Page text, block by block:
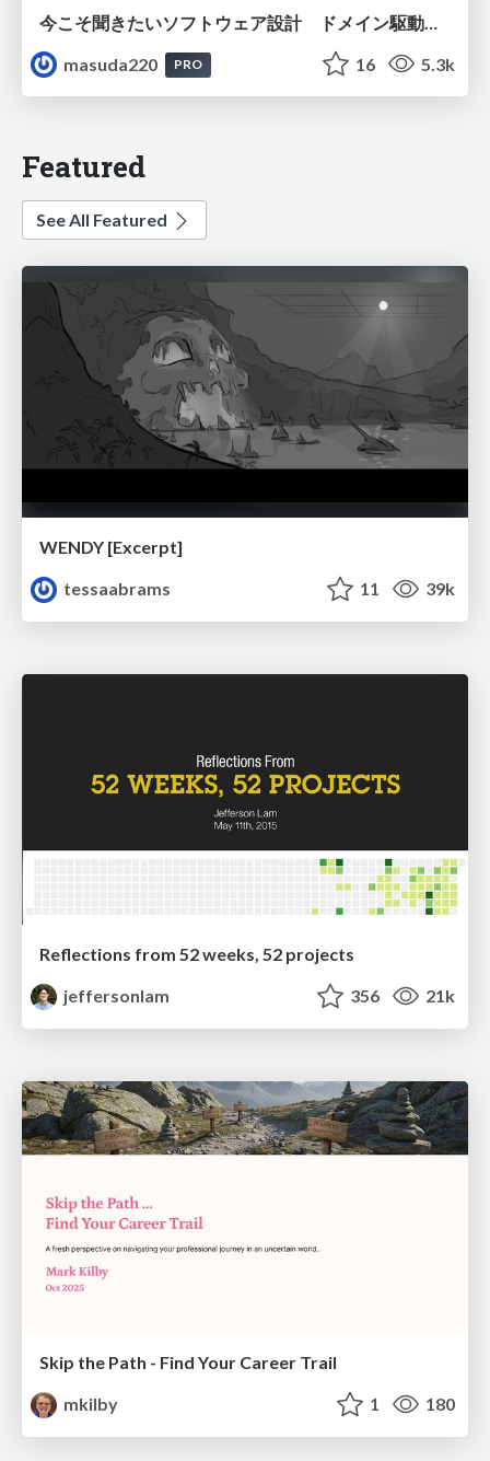
masuda220
PRO 16 5.3k
Featured
See All Featured
WENDY [Excerpt]
tessaabrams
11 39k
Reflections from 52 weeks, 52 projects
jeffersonlam
356 21k
Skip the Path - Find Your Career Trail
mkilby
1 180